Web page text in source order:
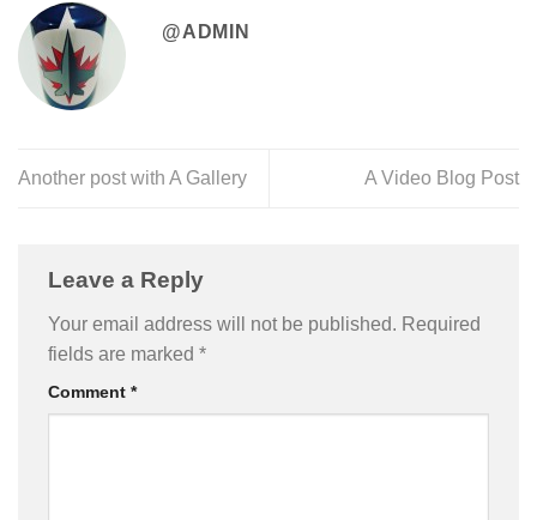
@ADMIN
Another post with A Gallery A Video Blog Post
Leave a Reply
Your email address will not be published. Required
fields are marked *
Comment *